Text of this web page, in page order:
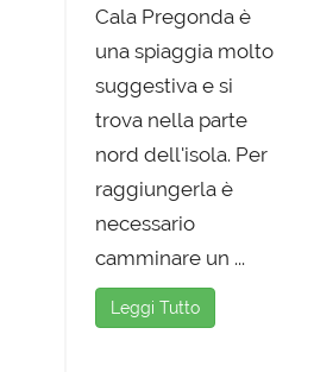
Cala Pregonda è
una spiaggia molto
suggestiva e si
trova nella parte
nord dell'isola. Per
raggiungerla è
necessario
camminare un ...
Leggi Tutto